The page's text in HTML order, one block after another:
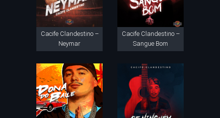
Cacife Clandestino –
Neymar
Cacife Clandestino –
Sangue Bom